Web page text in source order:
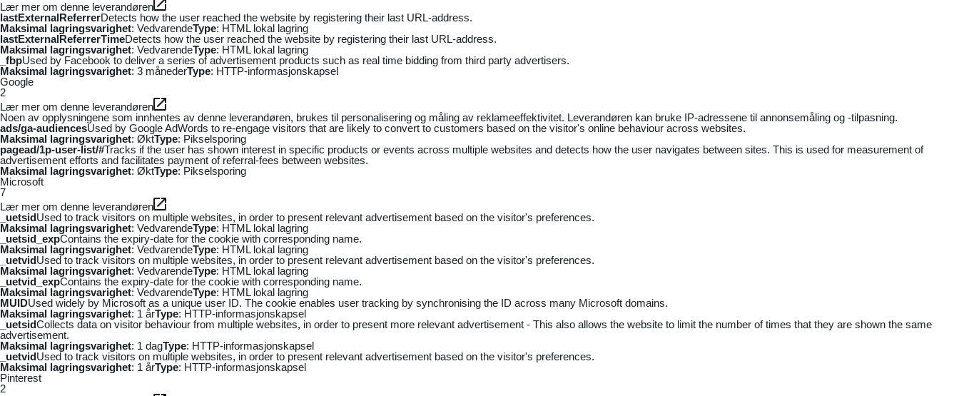
Lær mer om denne leverandøren
lastExternalReferrerDetects how the user reached the website by registering their last URL-address.
Maksimal lagringsvarighet: VedvarendeType: HTML lokal lagring
lastExternalReferrerTimeDetects how the user reached the website by registering their last URL-address.
Maksimal lagringsvarighet: VedvarendeType: HTML lokal lagring
_fbpUsed by Facebook to deliver a series of advertisement products such as real time bidding from third party advertisers.
Maksimal lagringsvarighet: 3 månederType: HTTP-informasjonskapsel
Google
2
Lær mer om denne leverandøren
Noen av opplysningene som innhentes av denne leverandøren, brukes til personalisering og måling av reklameeffektivitet. Leverandøren kan bruke IP-adressene til annonsemåling og -tilpasning.
ads/ga-audiencesUsed by Google AdWords to re-engage visitors that are likely to convert to customers based on the visitor's online behaviour across websites.
Maksimal lagringsvarighet: ØktType: Pikselsporing
pagead/1p-user-list/#Tracks if the user has shown interest in specific products or events across multiple websites and detects how the user navigates between sites. This is used for measurement of
advertisement efforts and facilitates payment of referral-fees between websites.
Maksimal lagringsvarighet: ØktType: Pikselsporing
Microsoft
7
Lær mer om denne leverandøren
_uetsidUsed to track visitors on multiple websites, in order to present relevant advertisement based on the visitor's preferences.
Maksimal lagringsvarighet: VedvarendeType: HTML lokal lagring
_uetsid_expContains the expiry-date for the cookie with corresponding name.
Maksimal lagringsvarighet: VedvarendeType: HTML lokal lagring
_uetvidUsed to track visitors on multiple websites, in order to present relevant advertisement based on the visitor's preferences.
Maksimal lagringsvarighet: VedvarendeType: HTML lokal lagring
_uetvid_expContains the expiry-date for the cookie with corresponding name.
Maksimal lagringsvarighet: VedvarendeType: HTML lokal lagring
MUIDUsed widely by Microsoft as a unique user ID. The cookie enables user tracking by synchronising the ID across many Microsoft domains.
Maksimal lagringsvarighet: 1 årType: HTTP-informasjonskapsel
_uetsidCollects data on visitor behaviour from multiple websites, in order to present more relevant advertisement - This also allows the website to limit the number of times that they are shown the same
advertisement.
Maksimal lagringsvarighet: 1 dagType: HTTP-informasjonskapsel
_uetvidUsed to track visitors on multiple websites, in order to present relevant advertisement based on the visitor's preferences.
Maksimal lagringsvarighet: 1 årType: HTTP-informasjonskapsel
Pinterest
2